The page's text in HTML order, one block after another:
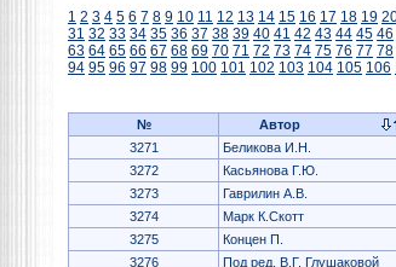
1 2 3 4 5 6 7 8 9 10 11 12 13 14 15 16 17 18 19
31 32 33 34 35 36 37 38 39 40 41 42 43 44 45 46
63 64 65 66 67 68 69 70 71 72 73 74 75 76 77 78
94 95 96 97 98 99 100 101 102 103 104 105 106
№ Автор
3271
Беликова И.Н.
3272
Касьянова Г.Ю.
3273
Гаврилин А.В.
3274
Марк К.Скотт
3275
Концен П.
3276
Под ред. В.Г. Глушаковой